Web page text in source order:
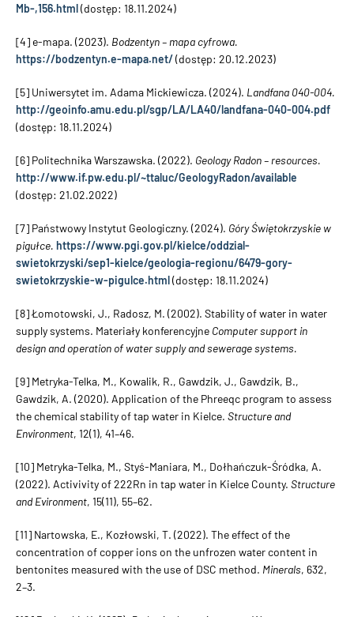
Mb-,156.html(dostęp: 18.11.2024)
[4] e-mapa. (2023). Bodzentyn – mapa cyfrowa.
https://bodzentyn.e-mapa.net/(dostęp: 20.12.2023)
[5] Uniwersytet im. Adama Mickiewicza. (2024). Landfana 040-004.
http://geoinfo.amu.edu.pl/sgp/LA/LA40/landfana-040-004.pdf
(dostęp: 18.11.2024)
[6] Politechnika Warszawska. (2022). Geology Radon – resources.
http://www.if.pw.edu.pl/~ttaluc/GeologyRadon/available
(dostęp: 21.02.2022)
[7] Państwowy Instytut Geologiczny. (2024). Góry Świętokrzyskie w
pigułce. https://www.pgi.gov.pl/kielce/oddzial-
swietokrzyski/sep1-kielce/geologia-regionu/6479-gory-
swietokrzyskie-w-pigulce.html(dostęp: 18.11.2024)
[8] Łomotowski, J., Radosz, M. (2002). Stability of water in water
supply systems. Materiały konferencyjne Computer support in
design and operation of water supply and sewerage systems.
[9] Metryka-Telka, M., Kowalik, R., Gawdzik, J., Gawdzik, B.,
Gawdzik, A. (2020). Application of the Phreeqc program to assess
the chemical stability of tap water in Kielce. Structure and
Environment, 12(1), 41–46.
[10] Metryka-Telka, M., Styś-Maniara, M., Dołhańczuk-Śródka, A.
(2022). Activivity of 222Rn in tap water in Kielce County. Structure
and Evironment, 15(11), 55–62.
[11] Nartowska, E., Kozłowski, T. (2022). The effect of the
concentration of copper ions on the unfrozen water content in
bentonites measured with the use of DSC method. Minerals, 632,
2–3.